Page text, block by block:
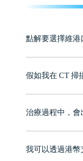
點解要選擇維港
牌」、「2025香
至今已服務超過
有咨詢及服務保
假如我在 CT 掃
治療過程中，會
我可以透過港幣